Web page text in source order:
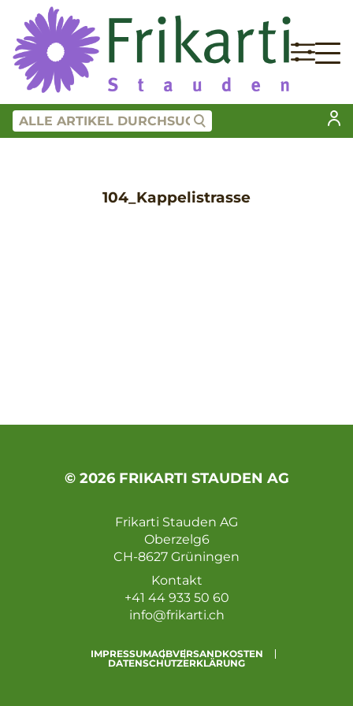
104_Kappelistrasse
© 2026 FRIKARTI STAUDEN AG
Frikarti Stauden AG
Oberzelg6
CH-8627 Grüningen
Kontakt
+41 44 933 50 60
info@frikarti.ch
IMPRESSUMAGBVERSANDKOSTEN
DATENSCHUTZERKLÄRUNG